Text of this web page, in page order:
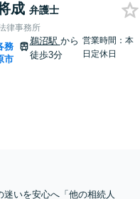
成 弁護士
律事務所
務
市
鵜沼駅 から
徒歩3分
営業時間：本
日定休日
いを安心へ「他の相続人